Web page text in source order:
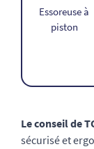
Essoreuse à
piston
Le conseil de
sécurisé et